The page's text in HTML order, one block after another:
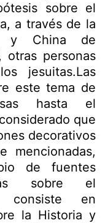
sobre el
a través de la
y China de
otras personas
jesuitas.Las
este tema de
hasta el
que
decorativos
mencionadas,
de fuentes
sobre el
consiste en
la Historia y